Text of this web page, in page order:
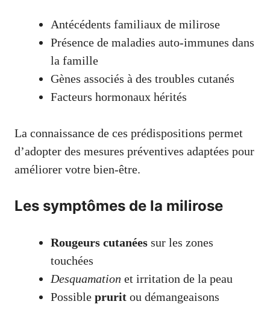
Antécédents familiaux de milirose
Présence de maladies auto-immunes dans
la famille
Gènes associés à des troubles cutanés
Facteurs hormonaux hérités
La connaissance de ces prédispositions permet
d’adopter des mesures préventives adaptées pour
améliorer votre bien-être.
Les symptômes de la milirose
Rougeurs cutanées sur les zones
touchées
Desquamation et irritation de la peau
Possible prurit ou démangeaisons